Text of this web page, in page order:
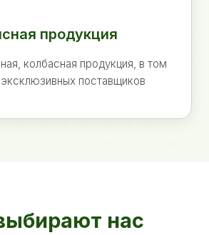
продукция
колбасная продукция, в том
поставщиков
нас